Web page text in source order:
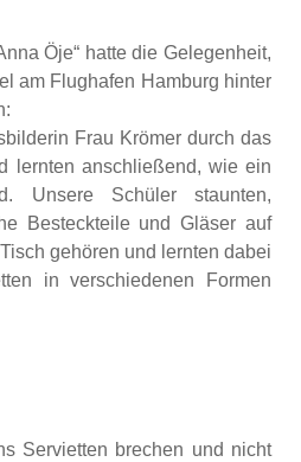
Öje“ hatte die Gelegenheit,
am Flughafen Hamburg hinter
Frau Krömer durch das
lernten anschließend, wie ein
Unsere Schüler staunten,
Besteckteile und Gläser auf
gehören und lernten dabei
in verschiedenen Formen
Servietten brechen und nicht